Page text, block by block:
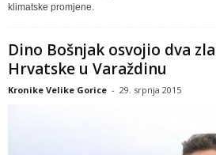
klimatske promjene.
Dino Bošnjak osvojio dva
Hrvatske u Varaždinu
Kronike Velike Gorice - 29. srpnja 2015